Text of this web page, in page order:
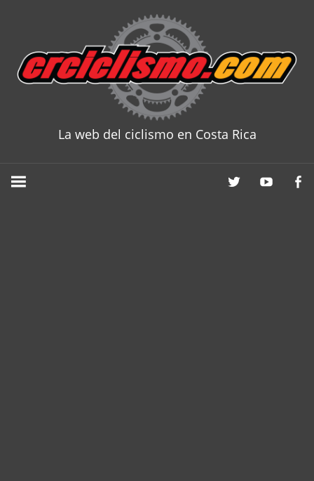
content
La web del ciclismo en Costa Rica